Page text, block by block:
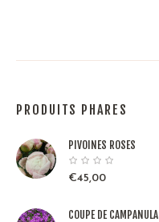
PRODUITS PHARES
PIVOINES ROSES
€45,00
COUPE DE CAMPANULA